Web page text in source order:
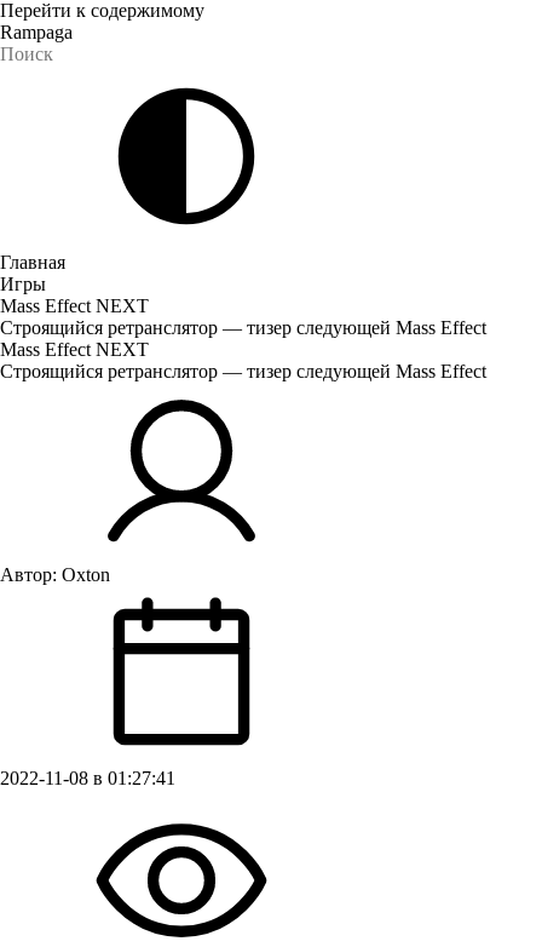
Перейти к содержимому
Rampaga
Главная
Игры
Mass Effect NEXT
Строящийся ретранслятор — тизер следующей Mass Effect
Mass Effect NEXT
Строящийся ретранслятор — тизер следующей Mass Effect
Автор: Oxton
2022-11-08 в 01:27:41